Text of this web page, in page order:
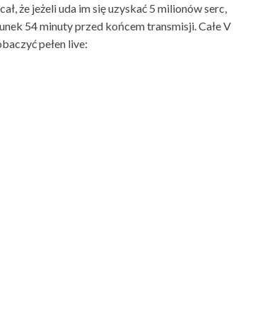
że jeżeli uda im się uzyskać 5 milionów serc,
54 minuty przed końcem transmisji. Całe V
pełen live: